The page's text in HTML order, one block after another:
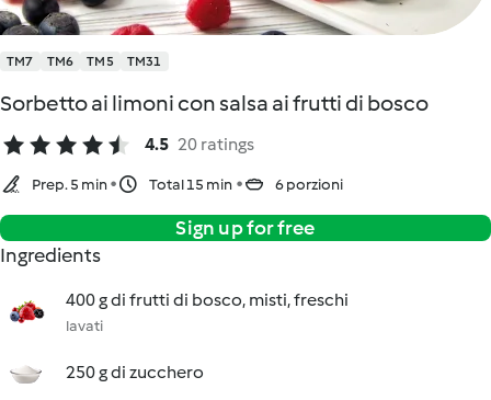
TM7 TM6 TM5 TM31
Sorbetto ai limoni con salsa ai frutti di bosco
4.5 20 ratings
Prep. 5 min Total 15 min 6 porzioni
Sign up for free
Ingredients
400 g di frutti di bosco, misti, freschi
lavati
250 g di zucchero